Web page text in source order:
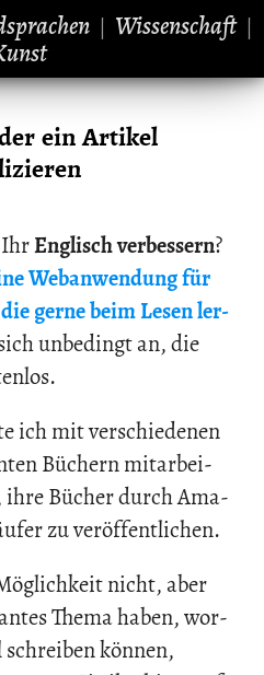
| Wissenschaft|
ein Artikel
Eng­lisch ver­bes­sern?
Web­an­wen­dungfür
gerne beim Lesen ler­
un­be­dingt an, die
ich mit ver­schie­de­nen
Bü­chern mit­ar­bei­
ihre Bü­cher durch Ama­
zu ver­öf­fent­li­chen.
nicht, aber
Thema haben, wor­
kön­nen,